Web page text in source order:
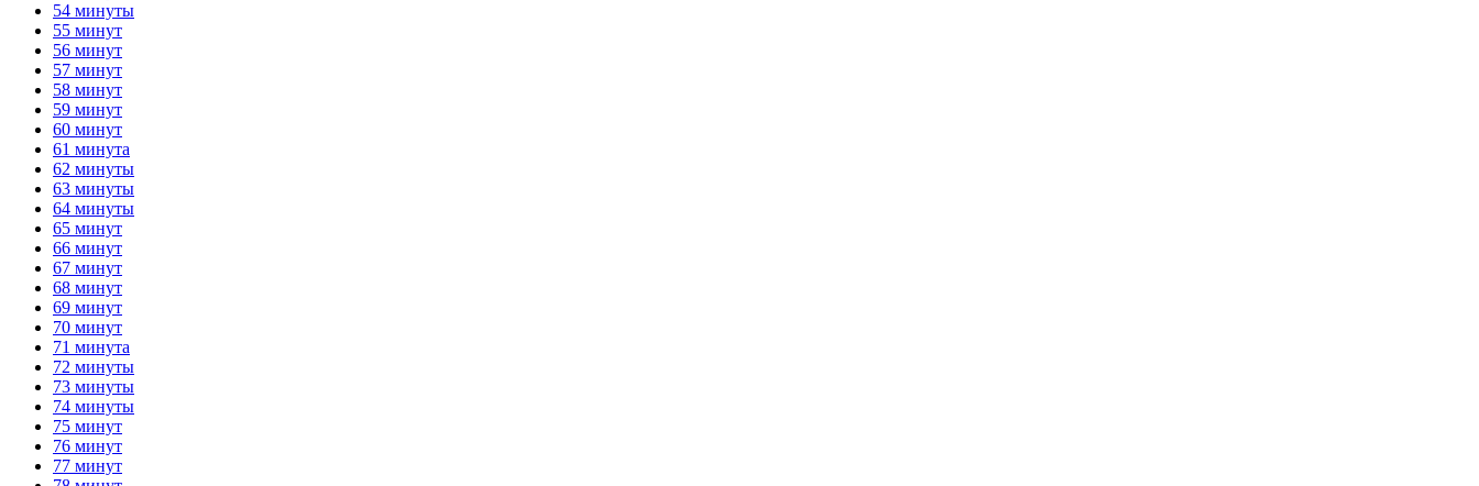
54 минуты
55 минут
56 минут
57 минут
58 минут
59 минут
60 минут
61 минута
62 минуты
63 минуты
64 минуты
65 минут
66 минут
67 минут
68 минут
69 минут
70 минут
71 минута
72 минуты
73 минуты
74 минуты
75 минут
76 минут
77 минут